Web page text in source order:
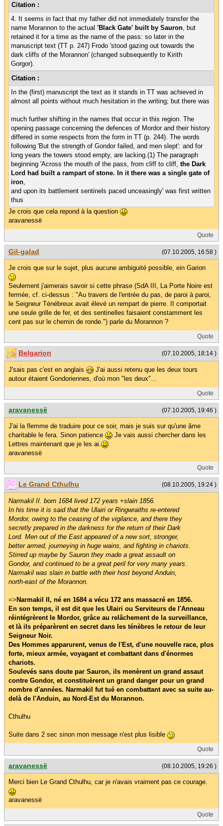
Citation :
4. It seems in fact that my father did not immediately transfer the
name Morannon to the actual 'Black Gate' built by Sauron , but
retained it for a time as the name of the pass: so later in the
manuscript text (TT p. 247) Frodo 'stood gazing out towards the
dark cliffs of the Morannon' (changed subsequently to Kirith
Gorgor).
Citation :
In the (first) manuscript the text as it stands in TT was achieved in
almost all points without much hesitation in the writing; but there was
much further shifting in the names that occur in this region. The
opening passage concerning the defences of Mordor and their history
differed in some respects from the form in TT (p. 244). The words
following 'But the strength of Gondor failed, and men slept': and for
long years the towers stood empty, are lacking.(1) The paragraph
beginning 'Across the mouth of the pass, from cliff to cliff, the Dark
Lord had built a rampart of stone. In it there was a single gate of
iron
and upon its battlement sentinels paced unceasingly' was first written
thus
Je crois que cela repond à la question
aravanessë
Quote
(07.10.2005, 16:58 )
Gil-galad
Je crois que sur le sujet, plus aucune ambiguité possible, ein Garion
Seulement j'aimerais savoir si cette phrase (SdA III, La Porte Noire est
fermée, cf. ci-dessus : "Au travers de l'entrée du pas, de paroi à paroi,
le Seigneur Ténébreux avait élevé un rempart de pierre. II comportait
une seule grille de fer, et des sentinelles faisaient constamment les
cent pas sur le chemin de ronde.") parle du Morannon ?
Quote
(07.10.2005, 18:14 )
Belgarion
J'sais pas c'est en anglais
J'ai aussi retenu que les deux tours
autour étaient Gondoriennes, d'où mon "les deux"...
Quote
(07.10.2005, 19:46 )
aravanessë
J'ai la flemme de traduire pour ce soir, mais je suis sur qu'une âme
charitable le fera. Sinon patience
Je vais aussi chercher dans les
Lettres maintenant que je les ai.
aravanessë
Quote
(08.10.2005, 19:24 )
Le Grand Cthulhu
Narmakil II. born 1684 lived 172 years +slain 1856.
In his time it is said that the Ulairi or Ringwraiths re-entered
Mordor, owing to the ceasing of the vigilance, and there they
secretly prepared in the darkness for the return of their Dark
Lord. Men out of the East appeared of a new sort, stronger,
better armed, journeying in huge wains, and fighting in chariots.
Stirred up maybe by Sauron they made a great assault on
Gondor, and continued to be a great peril for very many years.
Narmakil was slain in battle with their host beyond Anduin,
north-east of the Morannon.
=> Narmakil II, né en 1684 a vécu 172 ans massacré en 1856.
En son temps, il est dit que les Ulairi ou Serviteurs de l'Anneau
réintégrèrent le Mordor, grâce au relâchement de la surveillance,
et là ils préparèrent en secret dans les ténèbres le retour de leur
Seigneur Noir.
Des Hommes apparurent, venus de l'Est, d'une nouvelle race, plus
forte, mieux armée, voyagant et combattant dans d'énormes
chariots.
Soulevés sans doute par Sauron, ils menèrent un grand assaut
contre Gondor, et constituèrent un grand danger pour un grand
nombre d'années. Narmakil fut tué en combattant avec sa suite au-
delà de l'Anduin, au Nord-Est du Morannon.
Cthulhu
Suite dans 2 sec sinon mon message n'est plus lisible
Quote
(08.10.2005, 19:26 )
aravanessë
Merci bien Le Grand Cthulhu, car je n'avais vraiment pas ce courage.
aravanessë
Quote